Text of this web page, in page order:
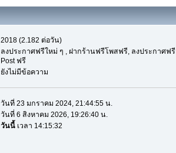
2018 (2.182 ต่อวัน)
ลงประกาศฟรีใหม่ ๆ , ฝากร้านฟรีโพสฟรี, ลงประกาศฟรี
Post ฟรี
ยังไม่มีข้อความ
วันที่ 23 มกราคม 2024, 21:44:55 น.
วันที่ 6 สิงหาคม 2026, 19:26:40 น.
วันนี้ เวลา 14:15:32